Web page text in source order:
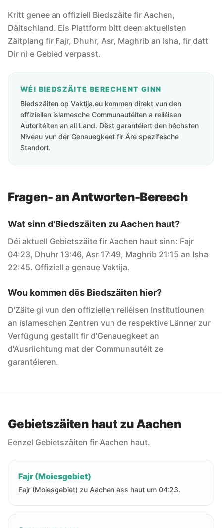
Kritt genee an offiziell Biedszäite fir Aachen,
Däitschland. Eis Plattform bitt deen aktuellsten
Zäitplang fir Fajr, Dhuhr, Asr, Maghrib an Isha, fir datt
Dir ni e Gebied verpasst.
WÉI BIEDSZÄITE BERECHENT GINN
Biedszäiten op Vaktija.eu kommen direkt vun den
offiziellen islamesche Communautéiten a reliéisen
Autoritéiten an all Land. Dëst garantéiert den héchsten
Niveau vun der Genauegkeet fir Äre spezifesche
Standort.
Fragen- an Antworten-Bereech
Wat sinn d'Biedszäiten zu Aachen haut?
Déi aktuell Gebietszäite fir Aachen haut sinn: Fajr
04:23, Dhuhr 13:46, Asr 17:49, Maghrib 21:15 an Isha
22:45. Offiziell a genaue Vaktija.
Wou kommen dës Biedszäiten hier?
D'Zäite gi vun den offiziellen reliéisen Institutiounen
an islameschen Zentren vun de respektive Länner zur
Verfügung gestallt fir d'Genauegkeet an
d'Ausriichtung mat der Communautéit ze
garantéieren.
Gebietszäiten haut zu Aachen
Eenzel Gebietszäiten fir Aachen haut.
Fajr (Moiesgebiet)
Fajr (Moiesgebiet) zu Aachen ass haut um 04:23.